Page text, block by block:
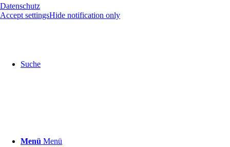
Suche
Menü Menü
Datenschutz
Accept settingsHide notification only